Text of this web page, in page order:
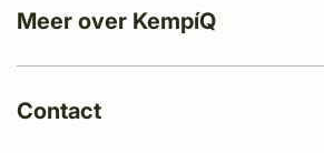
Meer over KempíQ
Contact